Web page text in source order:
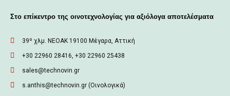
Στο επίκεντρο της οινοτεχνολογίας για αξιόλογα αποτελέσματα
39º χλμ. ΝΕΟΑΚ 19100 Mέγαρα, Αττική
+30 22960 28416, +30 22960 25438
sales@technovin.gr
s.anthis@technovin.gr (Οινολογικά)